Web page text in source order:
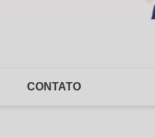
CONTATO